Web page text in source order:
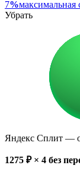
7%максимальная
Убрать
Яндекс Сплит —
1275 ₽ × 4 без